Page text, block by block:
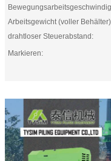
Arbeitsgewicht (voller
drahtloser Steuerabstand:
Markieren: